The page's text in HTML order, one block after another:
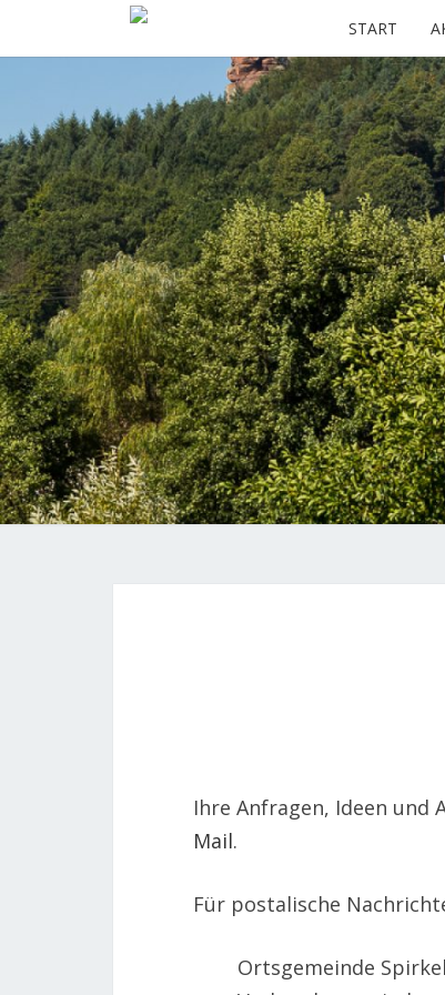
START
Ihre Anfragen, Ideen und
Mail.
Für postalische
Ortsgemeinde